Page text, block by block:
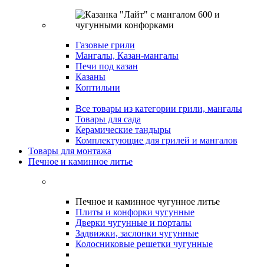
Газовые грили
Мангалы, Казан-мангалы
Печи под казан
Казаны
Коптильни
Все товары из категории грили, мангалы
Товары для сада
Керамические тандыры
Комплектующие для грилей и мангалов
Товары для монтажа
Печное и каминное литье
Печное и каминное чугунное литье
Плиты и конфорки чугунные
Дверки чугунные и порталы
Задвижки, заслонки чугунные
Колосниковые решетки чугунные